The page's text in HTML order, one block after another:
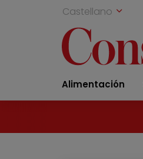
Castellano
Alimentación